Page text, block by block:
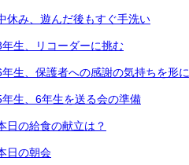
休み、遊んだ後もすぐ手洗い
生、リコーダーに挑む
生、保護者への感謝の気持ちを形に
生、6年生を送る会の準備
日の給食の献立は？
日の朝会